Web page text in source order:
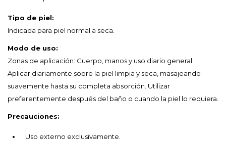
Tipo de piel:
Indicada para piel normal a seca.
Modo de uso:
Zonas de aplicación: Cuerpo, manos y uso diario general.
Aplicar diariamente sobre la piel limpia y seca, masajeando
suavemente hasta su completa absorción. Utilizar
preferentemente después del baño o cuando la piel lo requiera.
Precauciones:
Uso externo exclusivamente.